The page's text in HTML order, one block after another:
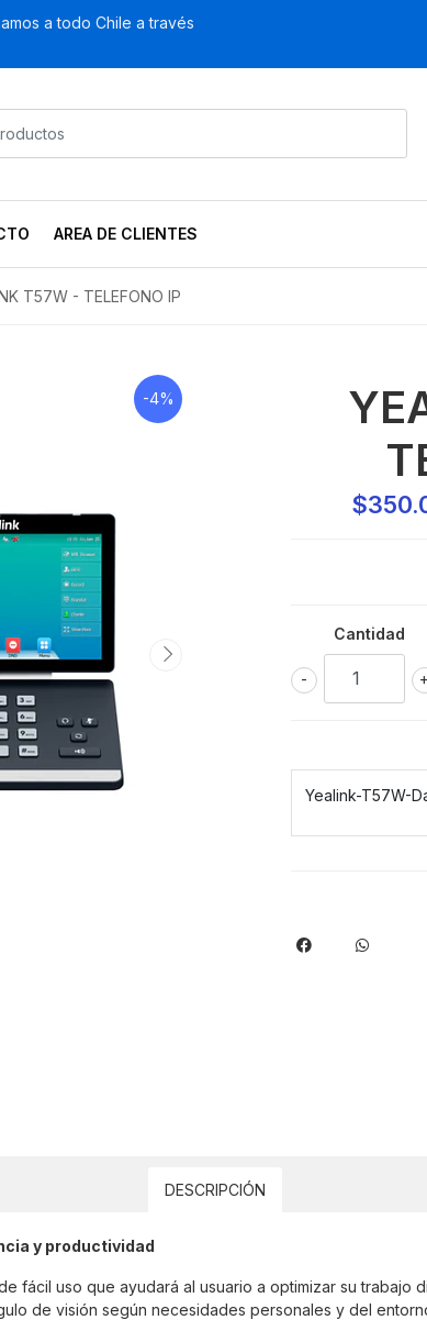
a todo Chile a través
AREA DE CLIENTES
T57W - TELEFONO IP
-4%
Cantidad
+
-
Yealink-T57W-
DESCRIPCIÓN
y productividad
fácil uso que ayudará al usuario a optimizar su trabajo
de visión según necesidades personales y del